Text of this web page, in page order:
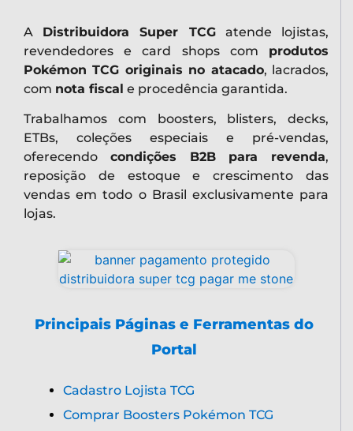
A Distribuidora Super TCGatende lojistas,
revendedores e card shops com produtos
Pokémon TCG originais no atacado, lacrados,
com nota fiscal e procedência garantida.
Trabalhamos com boosters, blisters, decks,
ETBs, coleções especiais e pré-vendas,
oferecendo condições B2B para revenda,
reposição de estoque e crescimento das
vendas em todo o Brasil exclusivamente para
lojas.
Principais Páginas e Ferramentas do
Portal
Cadastro Lojista TCG
Comprar Boosters Pokémon TCG